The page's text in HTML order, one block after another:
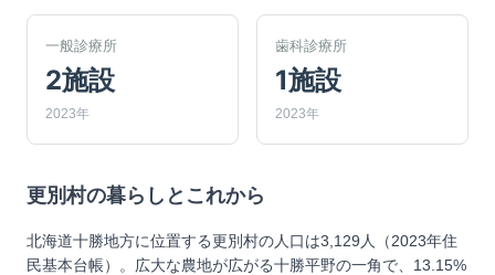
一般診療所
2施設
2023年
歯科診療所
1施設
2023年
更別村の暮らしとこれから
北海道十勝地方に位置する更別村の人口は3,129人（2023年住
民基本台帳）。広大な農地が広がる十勝平野の一角で、13.15%